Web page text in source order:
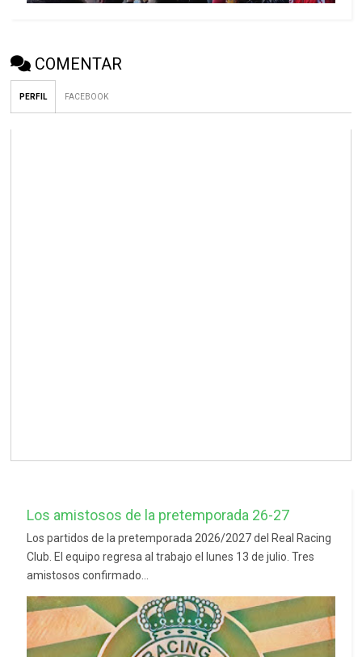
COMENTAR
PERFIL FACEBOOK
Los amistosos de la pretemporada 26-27
Los partidos de la pretemporada 2026/2027 del Real Racing
Club. El equipo regresa al trabajo el lunes 13 de julio. Tres
amistosos confirmado...